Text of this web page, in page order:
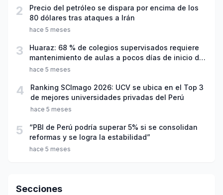
2
Precio del petróleo se dispara por encima de los
80 dólares tras ataques a Irán
hace 5 meses
3
Huaraz: 68 % de colegios supervisados requiere
mantenimiento de aulas a pocos días de inicio del
año escolar 2026
hace 5 meses
4
Ranking SCImago 2026: UCV se ubica en el Top 3
de mejores universidades privadas del Perú
hace 5 meses
5
“PBI de Perú podría superar 5% si se consolidan
reformas y se logra la estabilidad”
hace 5 meses
Secciones